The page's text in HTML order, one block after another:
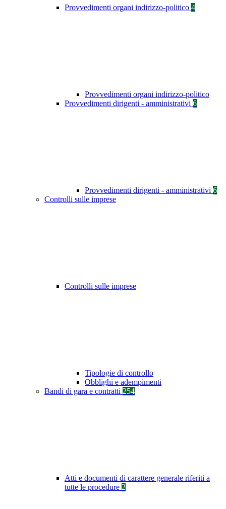
Provvedimenti organi indirizzo-politico 4
Provvedimenti organi indirizzo-politico
Provvedimenti dirigenti - amministrativi 6
Provvedimenti dirigenti - amministrativi 6
Controlli sulle imprese
Controlli sulle imprese
Tipologie di controllo
Obblighi e adempimenti
Bandi di gara e contratti 254
Atti e documenti di carattere generale riferiti a
tutte le procedure 2